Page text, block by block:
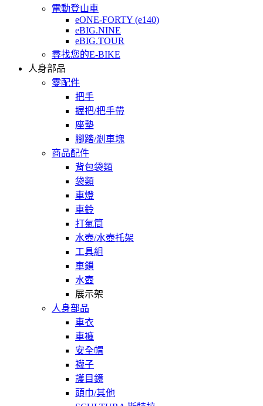
電動登山車
eONE-FORTY (e140)
eBIG.NINE
eBIG.TOUR
尋找您的E-BIKE
人身部品
零配件
把手
握把/把手帶
座墊
腳踏/剎車塊
商品配件
背包袋類
袋類
車燈
車鈴
打氣筒
水壺/水壺托架
工具組
車鎖
水壺
展示架
人身部品
車衣
車褲
安全帽
襪子
護目鏡
頭巾/其他